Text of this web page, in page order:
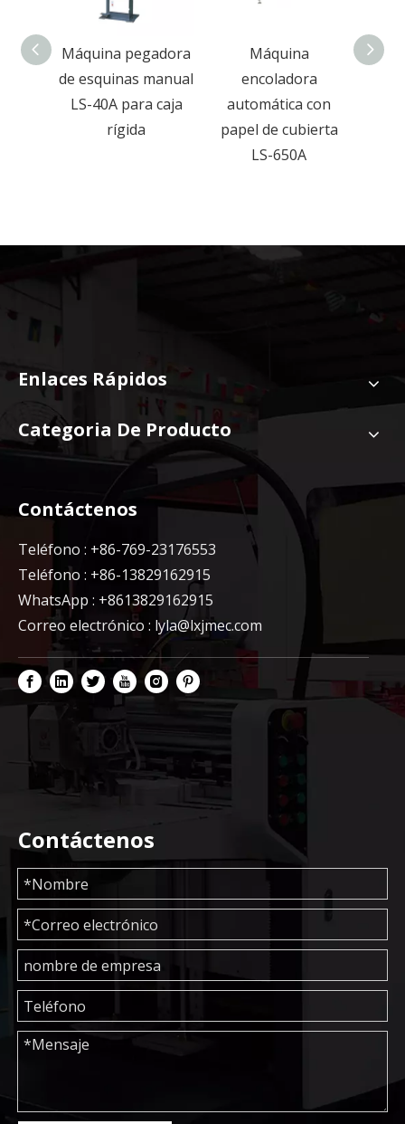
pegadora
manual
para caja
Máquina
encoladora
automática con
papel de cubierta
Prensa de
prensado de cajas
rígidas Munual
para cajas de
juguetes, té y bolas
Enlaces Rápidos
Categoria De Producto
Contáctenos
Teléfono : +86-769-23176553
Teléfono : +86-13829162915
WhatsApp : +8613829162915
Correo electrónico : lyla@lxjmec.com
Contáctenos